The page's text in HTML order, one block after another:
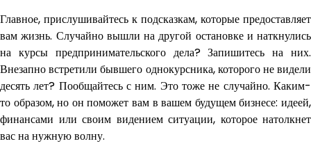
Главное, прислушивайтесь к подсказкам, которые предоставляет
вам жизнь. Случайно вышли на другой остановке и наткнулись
на курсы предпринимательского дела? Запишитесь на них.
Внезапно встретили бывшего однокурсника, которого не видели
десять лет? Пообщайтесь с ним. Это тоже не случайно. Каким-
то образом, но он поможет вам в вашем будущем бизнесе: идеей,
финансами или своим видением ситуации, которое натолкнет
вас на нужную волну.